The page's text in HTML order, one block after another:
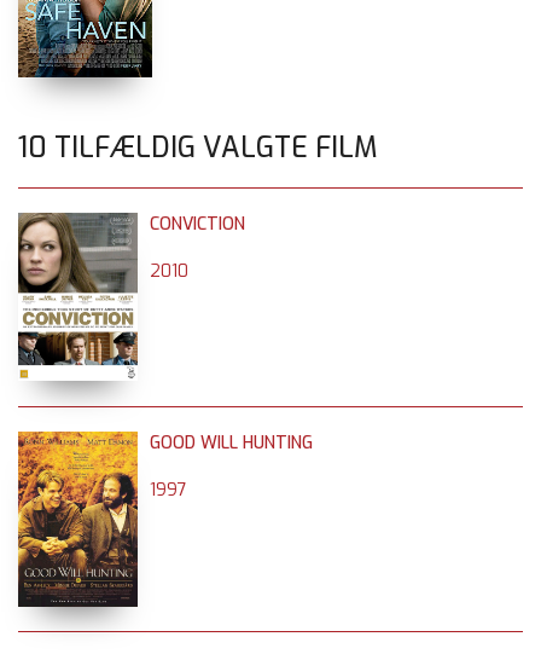
10 TILFÆLDIG VALGTE FILM
CONVICTION
2010
GOOD WILL HUNTING
1997